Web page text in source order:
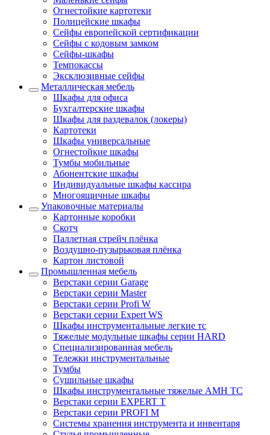
Огнестойкие картотеки
Полицейские шкафы
Сейфы европейской сертификации
Сейфы с кодовым замком
Сейфы-шкафы
Темпокассы
Эксклюзивные сейфы
Металлическая мебель
Шкафы для офиса
Бухгалтерские шкафы
Шкафы для раздевалок (локеры)
Картотеки
Шкафы универсальные
Огнестойкие шкафы
Тумбы мобильные
Абонентские шкафы
Индивидуальные шкафы кассира
Многоящичные шкафы
Упаковочные материалы
Картонные коробки
Скотч
Паллетная стрейч плёнка
Воздушно-пузырьковая плёнка
Картон листовой
Промышленная мебель
Верстаки серии Garage
Верстаки серии Master
Верстаки серии Profi W
Верстаки серии Expert WS
Шкафы инструментальные легкие тс
Тяжелые модульные шкафы серии HARD
Cпециализированная мебель
Тележки инструментальные
Тумбы
Cушильные шкафы
Шкафы инструментальные тяжелые AMH TC
Верстаки серии EXPERT T
Верстаки серии PROFI M
Системы хранения инструмента и инвентаря